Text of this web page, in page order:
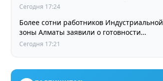
Сегодня 17:24
Более сотни работников Индустриальной
зоны Алматы заявили о готовности
принять участие в выборах членов
Сегодня 17:21